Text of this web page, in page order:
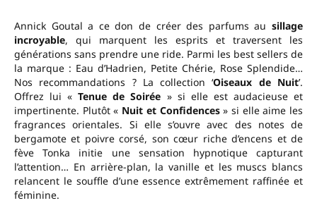
Annick Goutal a ce don de créer des parfums au sillage
incroyable, qui marquent les esprits et traversent les
générations sans prendre une ride. Parmi les best sellers de
la marque : Eau d’Hadrien, Petite Chérie, Rose Splendide…
Nos recommandations ? La collection ‘Oiseaux de Nuit’.
Offrez lui «Tenue de Soirée » si elle est audacieuse et
impertinente. Plutôt « Nuit et Confidences» si elle aime les
fragrances orientales. Si elle s’ouvre avec des notes de
bergamote et poivre corsé, son cœur riche d’encens et de
fève Tonka initie une sensation hypnotique capturant
l’attention… En arrière-plan, la vanille et les muscs blancs
relancent le souffle d’une essence extrêmement raffinée et
féminine.